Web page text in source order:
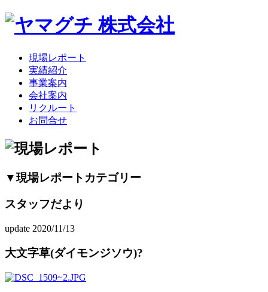
現場レポート
実績紹介
事業案内
会社案内
リクルート
お問合せ
▼現場レポートカテゴリー
スタッフだより
update 2020/11/13
大文字草(ダイモンジソウ)?